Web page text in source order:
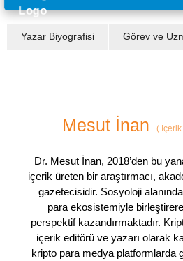
Yazar Biyografisi Görev ve
Mesut İnan (
Dr. Mesut İnan, 2018’den bu
içerik üreten bir araştırmacı,
gazetecisidir. Sosyoloji
para ekosistemiyle
perspektif kazandırmaktadır.
içerik editörü ve yazarı olarak
kripto para medya platformlarda